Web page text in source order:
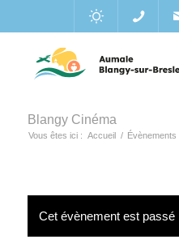
Blangy Cinéma
Vous êtes ici : Accueil / Évènements
Cet évènement est passé